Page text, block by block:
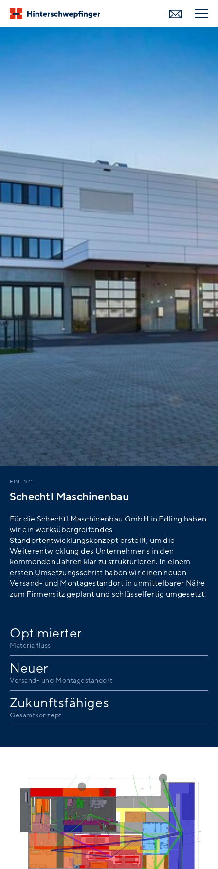
EDLING
Schechtl Maschinenbau
Für die Schechtl Maschinenbau GmbH in Edling haben
wir ein werksübergreifendes
Standortentwicklungskonzept erstellt, um die
Weiterentwicklung des Unternehmens in den
kommenden Jahren klar zu strukturieren. In einem
ersten Umsetzungsschritt haben wir einen neuen
Versand- und Montagestandort in unmittelbarer Nähe
zum Firmensitz geplant und schlüsselfertig umgesetzt.
Optimierter
Materialfluss
Neuer
Versand- und Montagestandort
Zukunftsfähiges
Gesamtkonzept